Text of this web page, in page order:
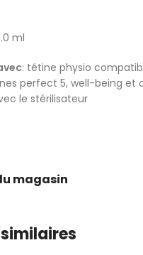
ml
: tétine physio
perfect 5, well-being et
le stérilisateur
magasin